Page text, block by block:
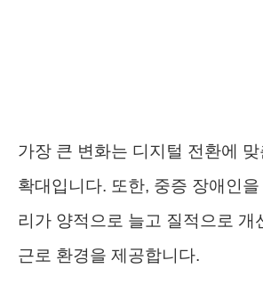
가장 큰 변화는 디지털 전환에
확대입니다. 또한, 중증 장애인
리가 양적으로 늘고 질적으로 개
근로 환경을 제공합니다.